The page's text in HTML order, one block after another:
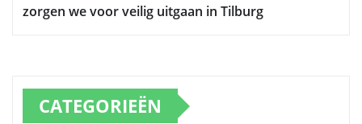
zorgen we voor veilig uitgaan in Tilburg
CATEGORIEËN